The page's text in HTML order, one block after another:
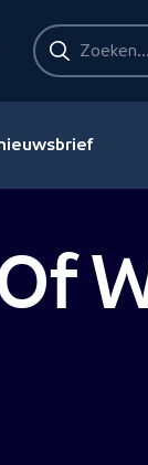
Zoeken
Zoeken